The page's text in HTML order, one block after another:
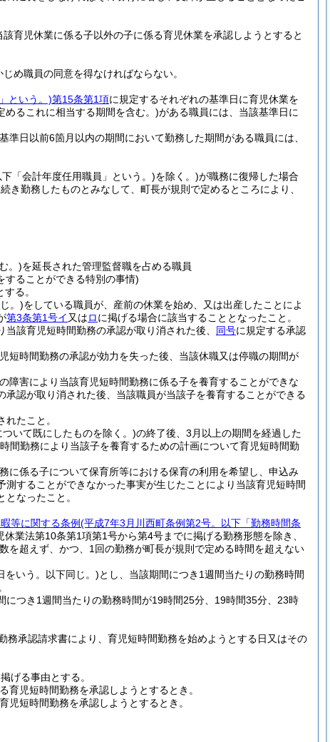
育児休業に係る子以外の子に係る育児休業を承認しようとすると
め職員の同意を得なければならない。
という。)第15条第1項に規定するそれぞれの基準日に育児休業を
めるこれに相当する期間を含む。)がある職員には、当該基準日に
日以前6箇月以内の期間において勤務した期間がある職員には、
「会計年度任用職員」という。)を除く。)が職務に復帰した場合
勤務したものとみなして、町長が規則で定めるところにより、
。)を延長された管理監督職を占める職員
することができる特別の事情)
る。
。)をしている職員が、産前の休業を始め、又は出産したことによ
第3条第1号イ 又はロに掲げる場合に該当することとなったこと。
該育児短時間勤務の承認が取り消された後、 同号に規定する承認
短時間勤務の承認が効力を失った後、当該休職又は停職の期間が
障害により当該育児短時間勤務に係る子を養育することができな
認が取り消された後、当該職員が当該子を養育することができる
たこと。
いて既にしたものを除く。)の終了後、3月以上の期間を経過した
間勤務により当該子を養育するための計画について育児短時間勤
に係る子について保育所等における保育の利用を希望し、申込み
することができなかった事実が生じたことにより当該育児短時間
なったこと。
等に関する条例(平成7年3月川西町条例第2号。以下「勤務時間条
休業法第10条第1項第1号から第4号までに掲げる勤務形態を除き、
を超えず、かつ、1回の勤務が町長が規則で定める時間を超えない
をいう。以下同じ。)とし、当該期間につき1週間当たりの勤務時間
つき1週間当たりの勤務時間が19時間25分、19時間35分、23時
承認請求書により、育児短時間勤務を始めようとする日又はその
げる事由とする。
児短時間勤務を承認しようとするとき。
短時間勤務を承認しようとするとき。